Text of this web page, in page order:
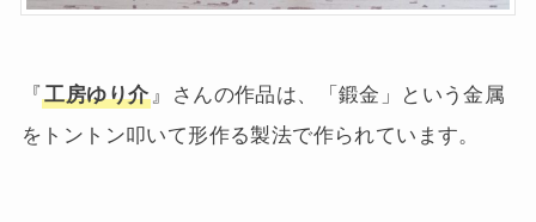
『工房ゆり介』さんの作品は、「鍛金」という金属
をトントン叩いて形作る製法で作られています。